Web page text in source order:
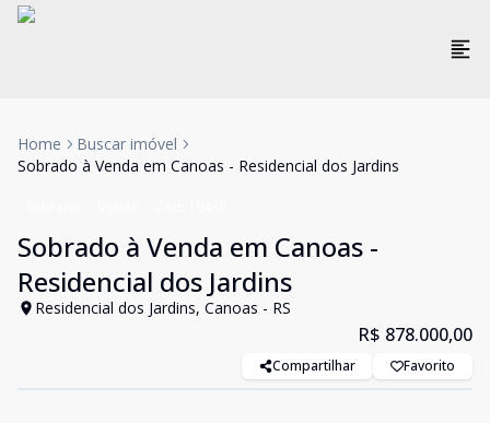
Home
Buscar imóvel
Sobrado à Venda em Canoas - Residencial dos Jardins
Sobrado à Venda em Canoas -
Residencial dos Jardins
Residencial dos Jardins, Canoas - RS
R$ 878.000,00
Compartilhar Favorito